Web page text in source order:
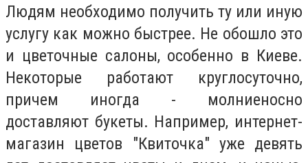
Людям необходимо получить ту или иную
услугу как можно быстрее. Не обошло это
и цветочные салоны, особенно в Киеве.
Некоторые работают круглосуточно,
причем иногда - молниеносно
доставляют букеты. Например, интернет-
магазин цветов "Квиточка" уже девять